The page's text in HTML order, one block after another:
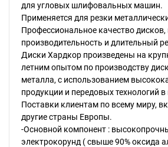
для угловых шлифовальных машин.
Применяется для резки
Профессиональное качество
производительность и длительный
Диски Хардкор произведены на
летним опытом по производству
металла, с использованием
продукции и передовых технологий в
Поставки клиентам по всему миру,
другие страны Европы.
-Основной компонент :
электрокорунд ( свыше 90% оксида